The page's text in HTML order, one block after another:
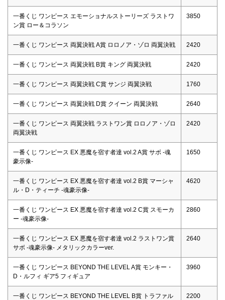
一番くじ ワンピース エモーショナルストーリーズ ラストワ
ン賞 ロー＆コラソン
3850
一番くじ ワンピース 両翼決戦 A賞 ロロノア・ゾロ 両翼決戦 2420
一番くじ ワンピース 両翼決戦 B賞 キング 両翼決戦 2420
一番くじ ワンピース 両翼決戦 C賞 サンジ 両翼決戦 1760
一番くじ ワンピース 両翼決戦 D賞 クイーン 両翼決戦 2640
一番くじ ワンピース 両翼決戦 ラストワン賞 ロロノア・ゾロ
両翼決戦
2420
一番くじ ワンピース EX 悪魔を宿す者達 vol.2 A賞 サボ -魂
豪示像-
1650
一番くじ ワンピース EX 悪魔を宿す者達 vol.2 B賞 マーシャ
ル・D・ティーチ -魂豪示像-
4620
一番くじ ワンピース EX 悪魔を宿す者達 vol.2 C賞 スモーカ
ー -魂豪示像-
2860
一番くじ ワンピース EX 悪魔を宿す者達 vol.2 ラストワン賞
サボ -魂豪示像- メタリックカラーver.
2640
一番くじ ワンピース BEYOND THE LEVEL A賞 モンキー・
D・ルフィ ギア5 フィギュア
3960
一番くじ ワンピース BEYOND THE LEVEL B賞 トラファル
2200